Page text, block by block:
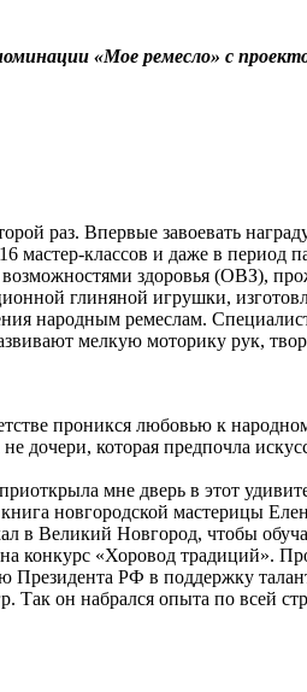
«Мое ремесло» с
раз. Впервые завоевать
мастер-классов и даже в период
здоровья (ОВЗ),
глиняной игрушки,
народным ремеслам.
мелкую моторику рук,
проникся любовью к
которая предпочла
мне дверь в этот
новгородской мастерицы
в Великий Новгород, чтобы
конкурс «Хоровод традиций».
РФ в поддержку
он набрался опыта по всей